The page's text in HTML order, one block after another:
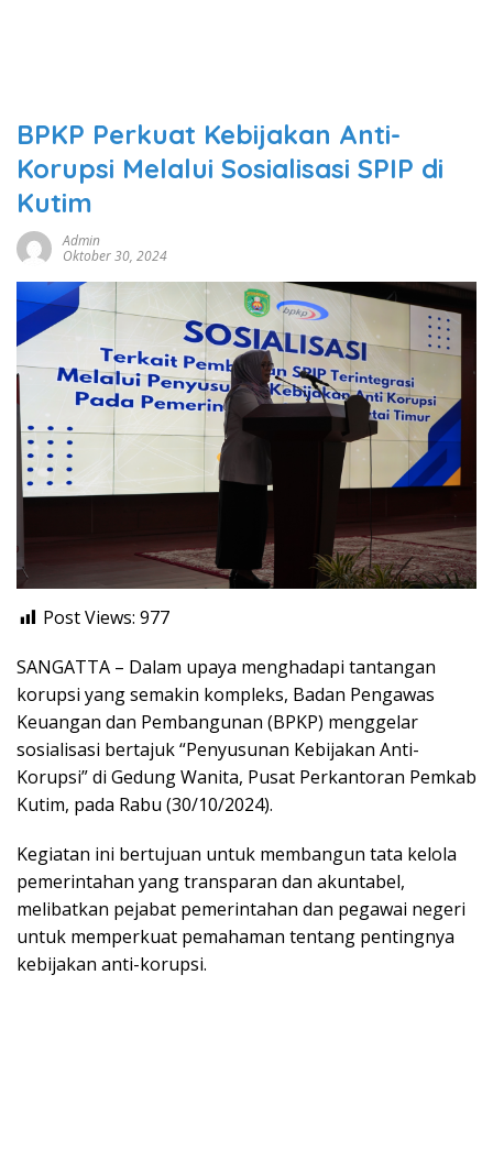
BPKP Perkuat Kebijakan Anti-
Korupsi Melalui Sosialisasi SPIP di
Kutim
Admin
Oktober 30, 2024
Post Views: 977
SANGATTA – Dalam upaya menghadapi tantangan
korupsi yang semakin kompleks, Badan Pengawas
Keuangan dan Pembangunan (BPKP) menggelar
sosialisasi bertajuk “Penyusunan Kebijakan Anti-
Korupsi” di Gedung Wanita, Pusat Perkantoran Pemkab
Kutim, pada Rabu (30/10/2024).
Kegiatan ini bertujuan untuk membangun tata kelola
pemerintahan yang transparan dan akuntabel,
melibatkan pejabat pemerintahan dan pegawai negeri
untuk memperkuat pemahaman tentang pentingnya
kebijakan anti-korupsi.